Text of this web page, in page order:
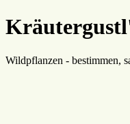
Wildpflanzen - bestimmen,